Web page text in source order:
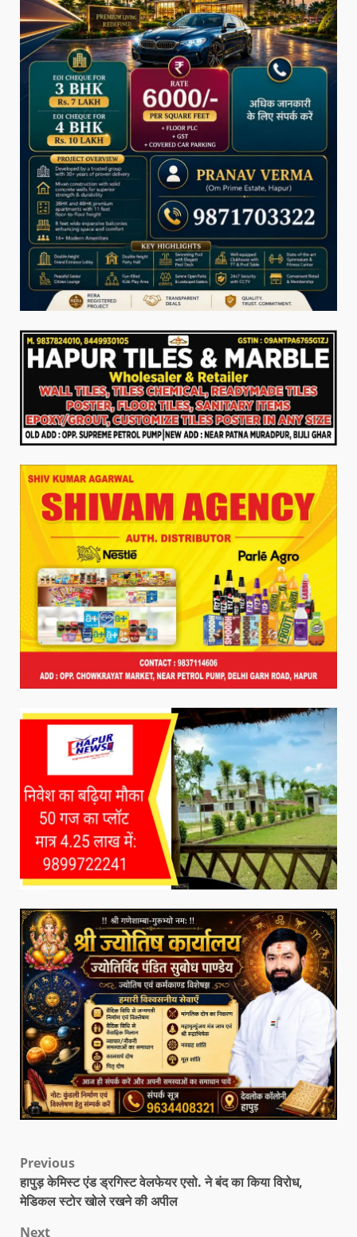
Previous
हापुड़ केमिस्ट एंड ड्रगिस्ट वेलफेयर एसो. ने बंद का किया विरोध,
मेडिकल स्टोर खोले रखने की अपील
Next